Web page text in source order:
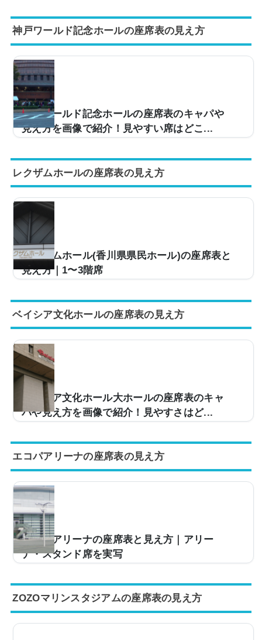
神戸ワールド記念ホールの座席表の見え方
神戸ワールド記念ホールの座席表のキャパや
見え方を画像で紹介！見やすい席はどこ...
キャパは約8,000人ほどで中規模な会場となっており、
有名アーティストなどのツアー会場としてもよく使用さ
れています。そこで「今度、神戸ワールド記念ホールに
行くけど、座席からどのような見え方なんだろう…」な
どと疑問を感じる方も多いと思うので、座席表や実際の
見え方を画像付きでご紹介し、見やすい席はどこなのか
についてもまとめていきます。神戸ワールド記念ホール
の座席表とキャパは？神戸ワールド記念ホールの座席表
の画像は以下の通りになります。神戸ワールド記念ホ...
レクザムホールの座席表の見え方
レクザムホール(香川県県民ホール)の座席表と
見え方｜1〜3階席
県民ホール）大ホール。席数は2,001席とホール規模
で、多くのアーティストのライブが行われています。た
だ、「今度、レクザムホールに行くけど、座席からの見
え方ってどうなの？」と疑問を感じている方も少なくあ
りません。そこで、座席表と1階席・2階席・3階席それ
ぞれからの見え方を実際の写真でご紹介し、見やすさは
どうなのかをまとめました。レクザムホール 大ホールの
座席表とキャパは？レクザムホール 大ホールの座席表は
以下の通りです。座席は1階席・2階席・3階席の3種類...
ベイシア文化ホールの座席表の見え方
ベイシア文化ホール大ホールの座席表のキャ
パや見え方を画像で紹介！見やすさはど...
大ホール。キャパは約2,000人となっており、多くのア
ーティストのライブが行われています。ただ、「今度、
ベイシア文化ホール大ホールに行くんだけど、座席から
の見え方ってどうなの？」などと疑問を感じている方も
少なくありません。そこで、ベイシア文化ホール大ホー
ルの座席表や座席からの眺めを画像付きでご紹介し、全
体的な見やすさはどんな感じなのかをまとめました。ベ
イシア文化ホール大ホールの座席表とキャパは？ベイシ
ア文化ホール大ホールの座席表の画像は以下の通りで...
エコパアリーナの座席表の見え方
エコパアリーナの座席表と見え方｜アリー
ナ・スタンド席を実写
ーナ（小笠山総合運動公園アリーナ）」。キャパは最大
10,000人と、静岡県内でも屈指の規模を誇る大型アリー
ナです。「エコパアリーナのライブに行くけれど、自分
の座席からの見え方ってどうなの？」と気になっている
ZOZOマリンスタジアムの座席表の見え方